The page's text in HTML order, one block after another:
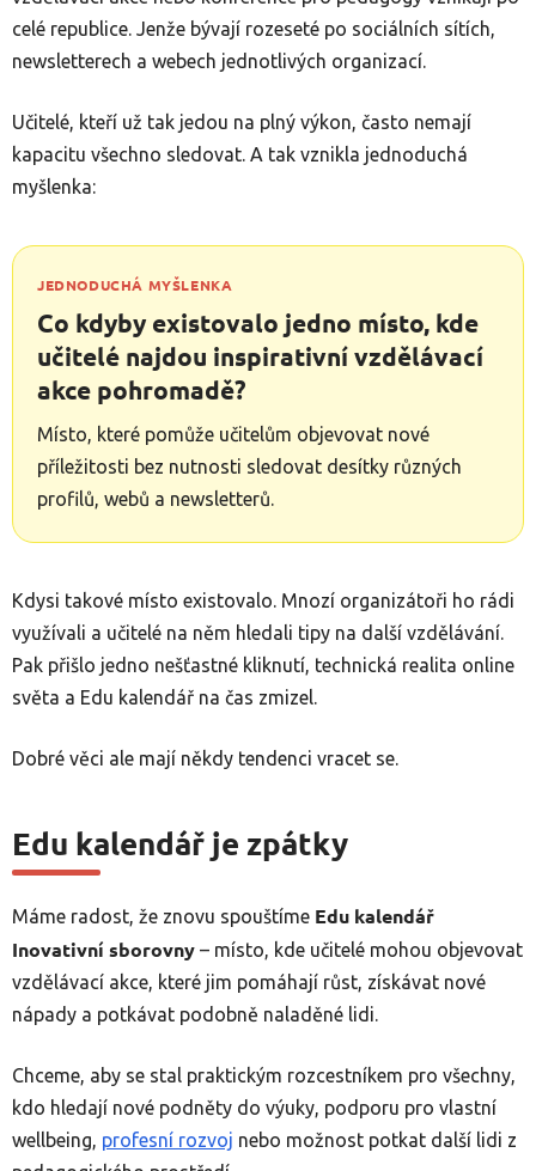
celé republice. Jenže bývají rozeseté po sociálních sítích,
newsletterech a webech jednotlivých organizací.
Učitelé, kteří už tak jedou na plný výkon, často nemají
kapacitu všechno sledovat. A tak vznikla jednoduchá
myšlenka:
JEDNODUCHÁ MYŠLENKA
Co kdyby existovalo jedno místo, kde
učitelé najdou inspirativní vzdělávací
akce pohromadě?
Místo, které pomůže učitelům objevovat nové
příležitosti bez nutnosti sledovat desítky různých
profilů, webů a newsletterů.
Kdysi takové místo existovalo. Mnozí organizátoři ho rádi
využívali a učitelé na něm hledali tipy na další vzdělávání.
Pak přišlo jedno nešťastné kliknutí, technická realita online
světa a Edu kalendář na čas zmizel.
Dobré věci ale mají někdy tendenci vracet se.
Edu kalendář je zpátky
Máme radost, že znovu spouštíme Edu kalendář
Inovativní sborovny – místo, kde učitelé mohou objevovat
vzdělávací akce, které jim pomáhají růst, získávat nové
nápady a potkávat podobně naladěné lidi.
Chceme, aby se stal praktickým rozcestníkem pro všechny,
kdo hledají nové podněty do výuky, podporu pro vlastní
wellbeing, profesní rozvoj nebo možnost potkat další lidi z